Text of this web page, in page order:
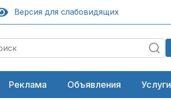
Версия для слабовидящих
Реклама Объявления Услуги